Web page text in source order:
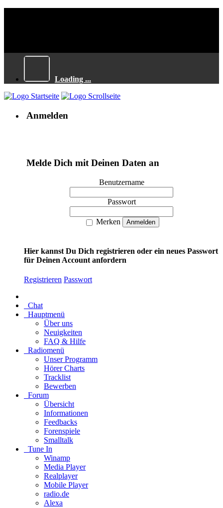
Loading ...
Anmelden
Melde Dich mit Deinen Daten an
Benutzername
Passwort
Merken
Hier kannst Du Dich registrieren oder ein neues Passwort
für Deinen Account anfordern
Registrieren Passwort
Chat
Hauptmenü
Über uns
Neuigkeiten
FAQ & Hilfe
Radiomenü
Unser Programm
Hörer Charts
Tracklist
Bewerben
Forum
Übersicht
Informationen
Feedbacks
Forenspiele
Smalltalk
Tune In
Winamp
Media Player
Realplayer
Mobile Player
radio.de
Alexa